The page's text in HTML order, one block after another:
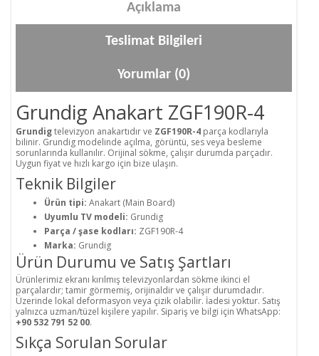
Açıklama
Teslimat Bilgileri
Yorumlar (0)
Grundig Anakart ZGF190R-4
Grundigtelevizyon anakartıdır ve ZGF190R-4 parça kodlarıyla
bilinir. Grundig modelinde açılma, görüntü, ses veya besleme
sorunlarında kullanılır. Orijinal sökme, çalışır durumda parçadır.
Uygun fiyat ve hızlı kargo için bize ulaşın.
Teknik Bilgiler
Ürün tipi: Anakart (Main Board)
Uyumlu TV modeli: Grundig
Parça / şase kodları: ZGF190R-4
Marka: Grundig
Ürün Durumu ve Satış Şartları
Ürünlerimiz ekranı kırılmış televizyonlardan sökme ikinci el
parçalardır; tamir görmemiş, orijinaldir ve çalışır durumdadır.
Üzerinde lokal deformasyon veya çizik olabilir. İadesi yoktur. Satış
yalnızca uzman/tüzel kişilere yapılır. Sipariş ve bilgi için WhatsApp:
+90 532 791 52 00.
Sıkça Sorulan Sorular